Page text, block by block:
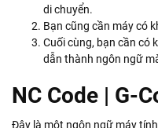
di chuyển.
Bạn cũng cần máy có
Cuối cùng, bạn cần có
dẫn thành ngôn ngữ
NC Code | G-
Đây là một ngôn ngữ máy